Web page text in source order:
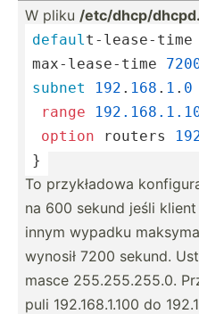
W pliku /etc/d­hcp­/
defaul ­t-l­eas­e-time
max-le­ase­- time
subnet
192 . 168 . 1 . 0
range 192.168.1
option routers
}
To przykł­adowa
na 600 sekund jeśli
innym wypadku
wynosił 7200 sekund.
masce 255.25­5.2­55.0.
puli 192.16­8.1.100 do